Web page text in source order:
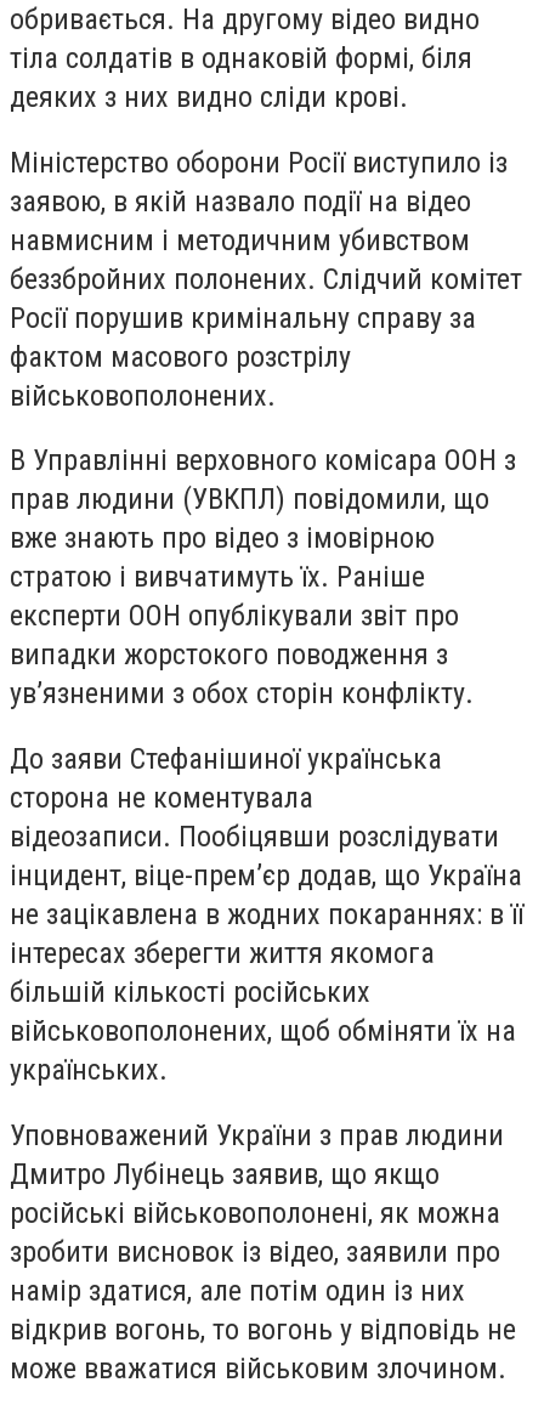
обривається. На другому відео видно
тіла солдатів в однаковій формі, біля
деяких з них видно сліди крові.
Міністерство оборони Росії виступило із
заявою, в якій назвало події на відео
навмисним і методичним убивством
беззбройних полонених. Слідчий комітет
Росії порушив кримінальну справу за
фактом масового розстрілу
військовополонених.
В Управлінні верховного комісара ООН з
прав людини (УВКПЛ) повідомили, що
вже знають про відео з імовірною
стратою і вивчатимуть їх. Раніше
експерти ООН опублікували звіт про
випадки жорстокого поводження з
ув’язненими з обох сторін конфлікту.
До заяви Стефанішиної українська
сторона не коментувала
відеозаписи. Пообіцявши розслідувати
інцидент, віце-прем’єр додав, що Україна
не зацікавлена ​​в жодних покараннях: в її
інтересах зберегти життя якомога
більшій кількості російських
військовополонених, щоб обміняти їх на
українських.
Уповноважений України з прав людини
Дмитро Лубінець заявив, що якщо
російські військовополонені, як можна
зробити висновок із відео, заявили про
намір здатися, але потім один із них
відкрив вогонь, то вогонь у відповідь не
може вважатися військовим злочином.